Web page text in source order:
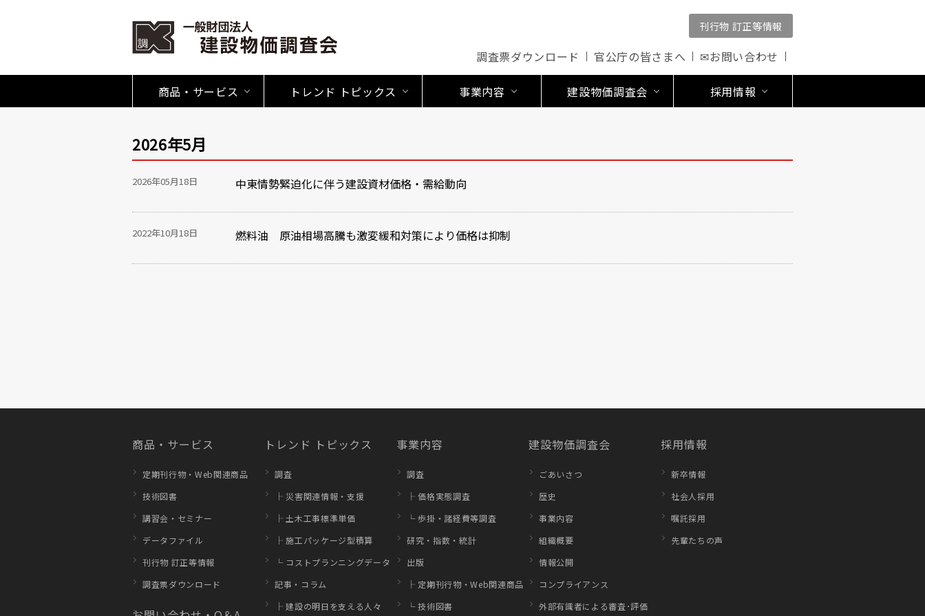
刊行物 訂正等情報
調査票ダウンロード 官公庁の皆さまへ ✉お問い合わせ
商品・サービス トレンド トピックス 事業内容 建設物価調査会 採用情報
2026年5月
2026年05月18日 中東情勢緊迫化に伴う建設資材価格・需給動向
2022年10月18日 燃料油 原油相場高騰も激変緩和対策により価格は抑制
商品・サービス
定期刊行物・Web関連商品
技術図書
講習会・セミナー
データファイル
刊行物 訂正等情報
調査票ダウンロード
トレンド トピックス
調査
├ 災害関連情報・支援
├ 土木工事標準単価
├ 施工パッケージ型積算
└ コストプランニングデータ
記事・コラム
├ 建設の明日を支える人々
事業内容
調査
├ 価格実態調査
└ 歩掛・諸経費等調査
研究・指数・統計
出版
├ 定期刊行物・Web関連商品
└ 技術図書
建設物価調査会
ごあいさつ
歴史
事業内容
組織概要
情報公開
コンプライアンス
外部有識者による審査･評価
採用情報
新卒情報
社会人採用
嘱託採用
先輩たちの声